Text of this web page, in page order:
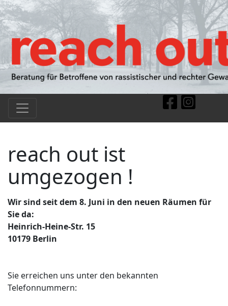
reach out ist
umgezogen !
Wir sind seit dem 8. Juni in den neuen Räumen für
Sie da:
Heinrich-Heine-Str. 15
10179 Berlin
Sie erreichen uns unter den bekannten
Telefonnummern: